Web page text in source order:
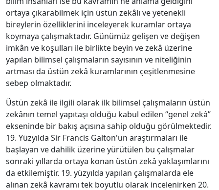
ortaya çıkarabilmek için üstün zekâlı ve yetenekli
bireylerin özelliklerini inceleyerek kuramlar ortaya
koymaya çalışmaktadır. Günümüz gelişen ve değişen
imkân ve koşulları ile birlikte beyin ve zekâ üzerine
yapılan bilimsel çalışmaların sayısının ve niteliğinin
artması da üstün zekâ kuramlarının çeşitlenmesine
sebep olmaktadır.
Üstün zekâ ile ilgili olarak ilk bilimsel çalışmaların üstün
zekânın temel yapıtaşı olduğu kabul edilen “genel zekâ”
ekseninde bir bakış açısına sahip olduğu görülmektedir.
19. Yüzyılda Sir Francis Galton'un araştırmaları ile
başlayan ve dahilik üzerine yürütülen bu çalışmalar
sonraki yıllarda ortaya konan üstün zekâ yaklaşımlarını
da etkilemiştir. 19. yüzyılda yapılan çalışmalarda ele
alınan zekâ kavramı tek boyutlu olarak incelenirken 20.